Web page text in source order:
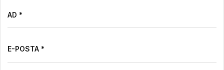
AD *
E-POSTA *